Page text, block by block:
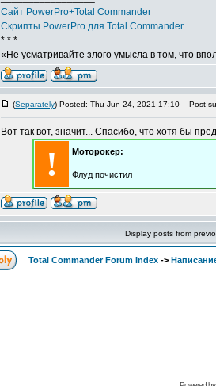
Сайт PowerPro+Total Commander
Скрипты PowerPro для Total Commander
* * *
«Не усматривайте злого умысла в том, что
(Separately) Posted: Thu Jun 24, 2021 17:10 Post
Вот так вот, значит... Спасибо, что хотя бы
! Моторокер:
Флуд почистил
Display posts from
Total Commander Forum Index ->